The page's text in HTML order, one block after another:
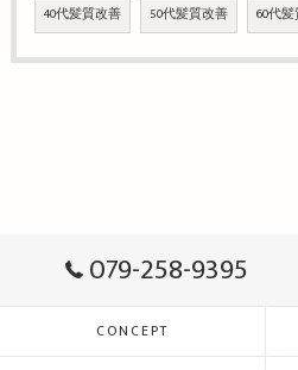
40代髪質改善 50代髪質改善 60代
079-258-9395
CONCEPT